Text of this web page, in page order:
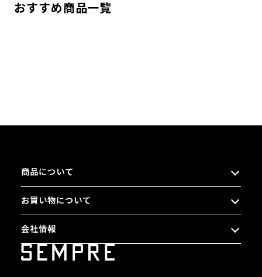
おすすめ商品一覧
商品について
お買い物について
会社情報